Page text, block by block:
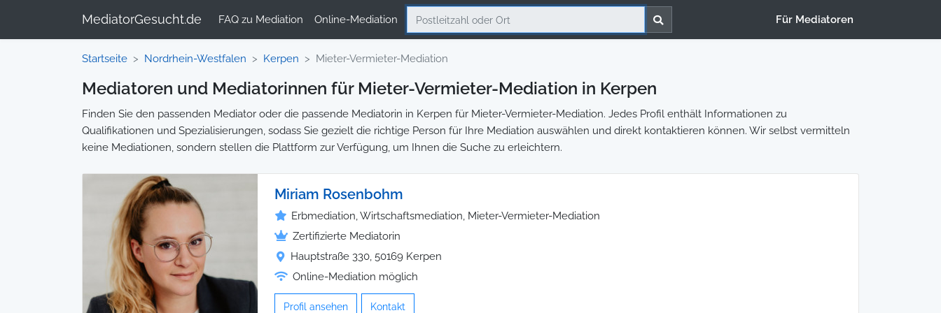
MediatorGesucht.de FAQ zu Mediation Online-Mediation Für Mediatoren
Startseite Nordrhein-Westfalen Kerpen Mieter-Vermieter-Mediation
Mediatoren und Mediatorinnen für Mieter-Vermieter-Mediation in Kerpen
Finden Sie den passenden Mediator oder die passende Mediatorin in Kerpen für Mieter-Vermieter-Mediation. Jedes Profil enthält Informationen zu
Qualifikationen und Spezialisierungen, sodass Sie gezielt die richtige Person für Ihre Mediation auswählen und direkt kontaktieren können. Wir selbst vermitteln
keine Mediationen, sondern stellen die Plattform zur Verfügung, um Ihnen die Suche zu erleichtern.
Miriam Rosenbohm
Erbmediation, Wirtschaftsmediation, Mieter-Vermieter-Mediation
Zertifizierte Mediatorin
Hauptstraße 330, 50169 Kerpen
Online-Mediation möglich
Profil ansehen Kontakt